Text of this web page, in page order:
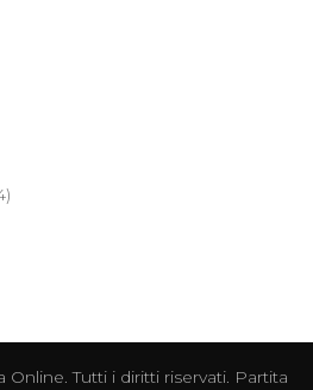
Online. Tutti i diritti riservati. Partita